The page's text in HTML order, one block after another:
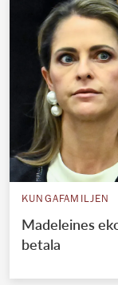
KUNGAFAMILJEN
Madeleines
betala